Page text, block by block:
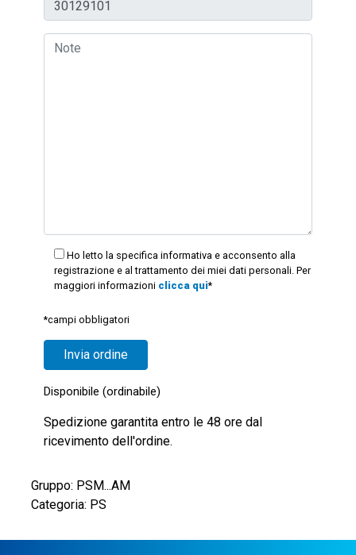
Ho letto la specifica informativa e acconsento alla
registrazione e al trattamento dei miei dati personali. Per
maggiori informazioni clicca qui*
*campi obbligatori
Disponibile (ordinabile)
Spedizione garantita entro le 48 ore dal
ricevimento dell'ordine.
Gruppo: PSM...AM
Categoria: PS